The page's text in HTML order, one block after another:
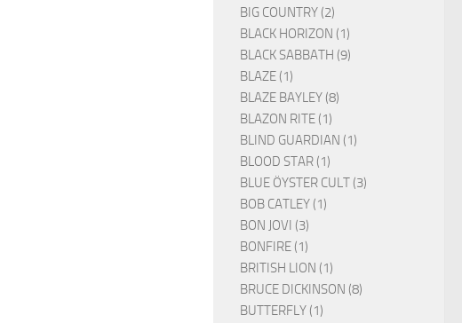
BIG COUNTRY (2)
BLACK HORIZON (1)
BLACK SABBATH (9)
BLAZE (1)
BLAZE BAYLEY (8)
BLAZON RITE (1)
BLIND GUARDIAN (1)
BLOOD STAR (1)
BLUE ÖYSTER CULT (3)
BOB CATLEY (1)
BON JOVI (3)
BONFIRE (1)
BRITISH LION (1)
BRUCE DICKINSON (8)
BUTTERFLY (1)